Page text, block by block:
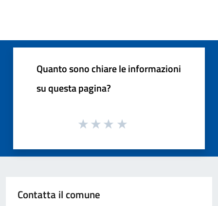
Quanto sono chiare le informazioni
su questa pagina?
Contatta il comune